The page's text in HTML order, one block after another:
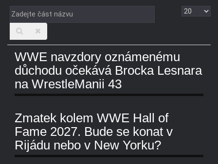
Zadejte
část
názvu
Zobrazit
WWE navzdory oznámenému
důchodu očekává Brocka Lesnara
na WrestleManii 43
Zmatek kolem WWE Hall of
Fame 2027. Bude se konat v
Rijádu nebo v New Yorku?